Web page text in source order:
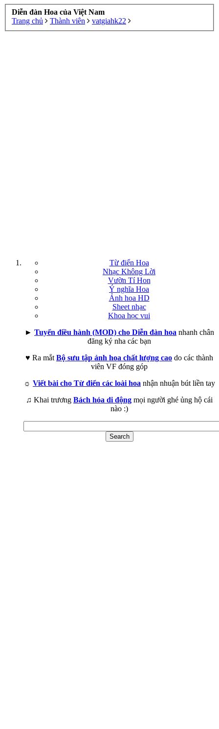
Diễn đàn Hoa của Việt Nam
Trang chủ
Thành viên vatgiahk22
Từ điển Hoa
Nhạc Không Lời
Vườn Tí Hon
Ý nghĩa Hoa
Ảnh hoa HD
Sheet nhạc
Khoa học vui
► Tuyển điều hành (MOD) cho Diễn đàn hoa nhanh chân
đăng ký nha các bạn
♥ Ra mắt Bộ sưu tập ảnh hoa chất lượng cao do các thành
viên VF đóng góp
☼ Viết bài cho Từ điển các loài hoa nhận nhuận bút liền tay
♫ Khai trương Bách hóa di động mọi người ghé ủng hộ cái
nào :)